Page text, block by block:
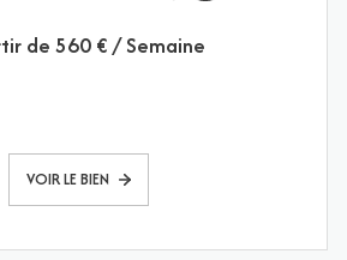
de 560 € / Semaine
VOIR LE BIEN